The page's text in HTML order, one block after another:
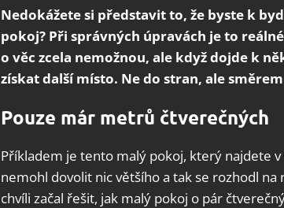
Nedokážete si představit to, že byste k
pokoj? Při správných úpravách je to
o věc zcela nemožnou, ale když dojde k
získat další místo. Ne do stran, ale
Pouze már metrů čtverečných
Příkladem je tento malý pokoj, který najdete v
nemohl dovolit nic většího a tak se rozhodl
chvíli začal řešit, jak malý pokoj o pár